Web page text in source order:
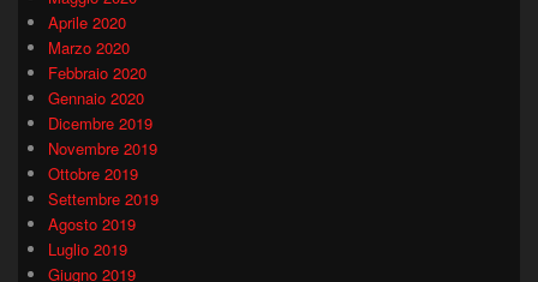
Aprile 2020
Marzo 2020
Febbraio 2020
Gennaio 2020
Dicembre 2019
Novembre 2019
Ottobre 2019
Settembre 2019
Agosto 2019
Luglio 2019
Giugno 2019